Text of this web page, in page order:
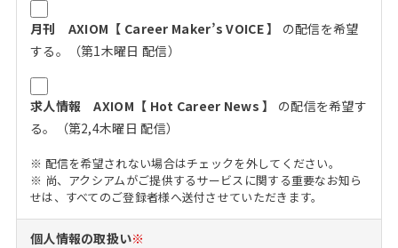
月刊 AXIOM【 Career Maker’s VOICE 】
の配信を希望
する。（第1木曜日 配信）
求人情報 AXIOM【 Hot Career News 】
の配信を希望す
る。（第2,4木曜日 配信）
※ 配信を希望されない場合はチェックを外してください。
※ 尚、アクシアムがご提供するサービスに関する重要なお知ら
せは、すべてのご登録者様へ送付させていただきます。
個人情報の取扱い※